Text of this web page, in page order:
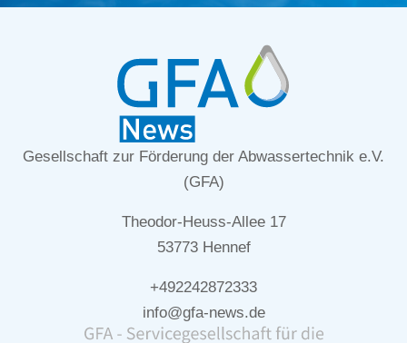
Gesellschaft zur Förderung der Abwassertechnik e.V.
(GFA)
Theodor-Heuss-Allee 17
53773 Hennef
+492242872333
info@gfa-news.de